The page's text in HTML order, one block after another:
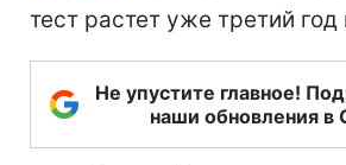
тест растет уже третий
Не упустите главное!
наши обновления в